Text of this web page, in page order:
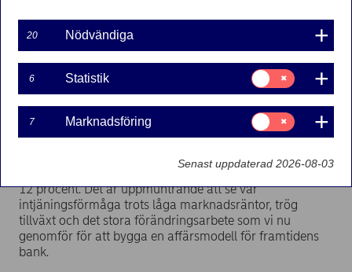
Vd Christian Clausens kommentar till rapporten:
– Nordeas starka affärsutveckling fortsätter. Vi
välkomnade 22 000 nya relationskunder till Nordea,
våra nya appar mer än fördubblade antalet aktiva
mobilbankskunder och vi stärkte vår ställning som den
marknadsledande banken för Nordens största
företagskunder.
Lönsamheten ligger på en fortsatt hög nivå och
avkastningen på eget kapital ligger strax under
12 procent. Det är uppmuntrande att se vår
intjäningsförmåga trots låga marknadsräntor, trög
tillväxt och det stora förändringsarbete som vi nu
genomför för att bygga en affärsmodell för framtidens
bank.
20 Nödvändiga
6 Statistik
Samtycke
för:
Statistik
7 Marknadsföring
Samtycke
för:
Marknadsföring
Senast uppdaterad 2026-08-03